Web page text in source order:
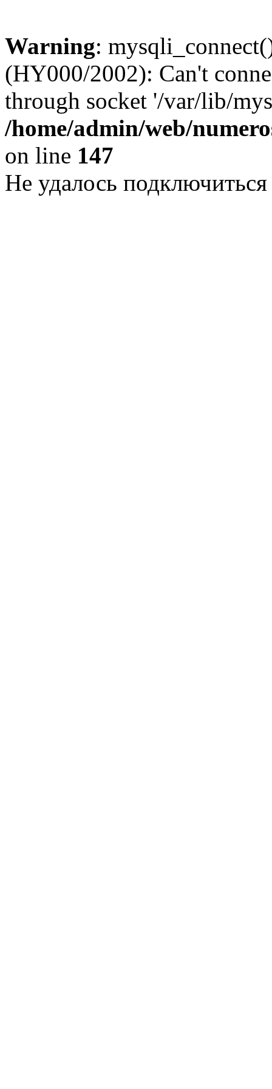
Warning:
(HY000/2002): Can't
through socket '/var/lib/
/home/admin/web/
on line 147
Не удалось